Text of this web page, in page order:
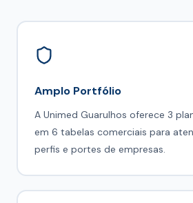
Amplo Portfólio
A Unimed Guarulhos oferece 3
em 6 tabelas comerciais para
perfis e portes de empresas.